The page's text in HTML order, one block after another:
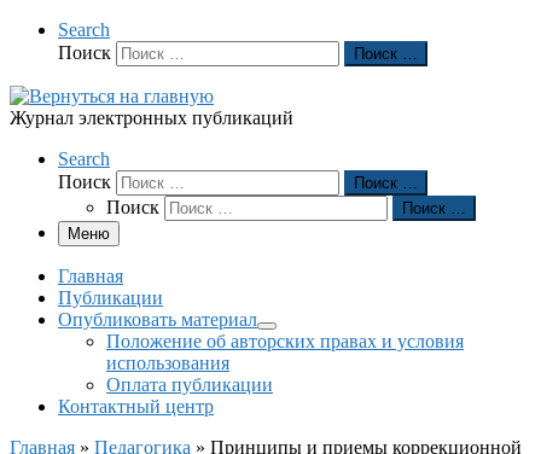
Search
Поиск
Поиск …
Журнал электронных публикаций
Search
Поиск
Поиск …
Поиск
Поиск …
Меню
Главная
Публикации
Опубликовать материал
Положение об авторских правах и условия
использования
Оплата публикации
Контактный центр
Главная » Педагогика » Принципы и приемы коррекционной